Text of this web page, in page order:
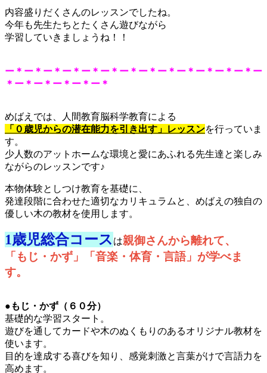
内容盛りだくさんのレッスンでしたね。
今年も先生たちとたくさん遊びながら
学習していきましょうね！！
ー＊ー＊ー＊ー＊ー＊ー＊ー＊ー＊ー＊ー＊ー＊ー＊ー＊ー
＊ー＊ー＊ー＊ー＊ー＊
めばえでは、人間教育脳科学教育による
「０歳児からの潜在能力を引き出す」 レッスンを行っていま
す。
少人数のアットホームな環境と愛にあふれる先生達と楽しみ
ながらのレッスンです♪
本物体験としつけ教育を基礎に、
発達段階に合わせた適切なカリキュラムと、めばえの独自の
優しい木の教材を使用します。
1歳児総合コース は親御さんから離れて、
「もじ・かず」「音楽・体育・言語」が学べま
す。
●もじ・かず（６０分）
基礎的な学習スタート。
遊びを通してカードや木のぬくもりのあるオリジナル教材を
使います。
目的を達成する喜びを知り、感覚刺激と言葉がけで言語力を
高めます。